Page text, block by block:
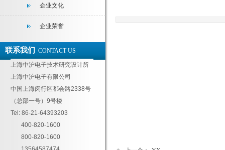
企业文化
企业荣誉
联系我们 CONTACT US
上海中沪电子技术研究设计所
上海中沪电子有限公司
中国上海闵行区都会路2338号
（总部一号）9号楼
Tel: 86-21-64393203
400-820-1600
800-820-1600